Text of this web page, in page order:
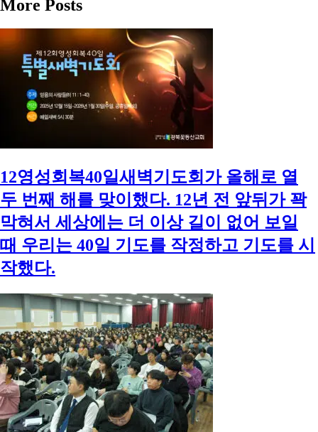
More Posts
12영성회복40일새벽기도회가 올해로 열
두 번째 해를 맞이했다. 12년 전 앞뒤가 꽉
막혀서 세상에는 더 이상 길이 없어 보일
때 우리는 40일 기도를 작정하고 기도를 시
작했다.